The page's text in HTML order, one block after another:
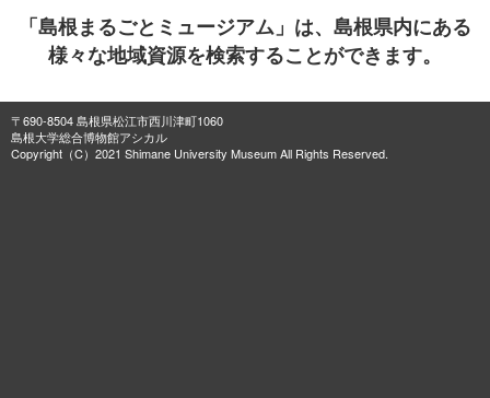
「島根まるごとミュージアム」は、島根県内にある
様々な地域資源を検索することができます。
〒690-8504 島根県松江市西川津町1060
島根大学総合博物館アシカル
Copyright（C）2021 Shimane University Museum All Rights Reserved.